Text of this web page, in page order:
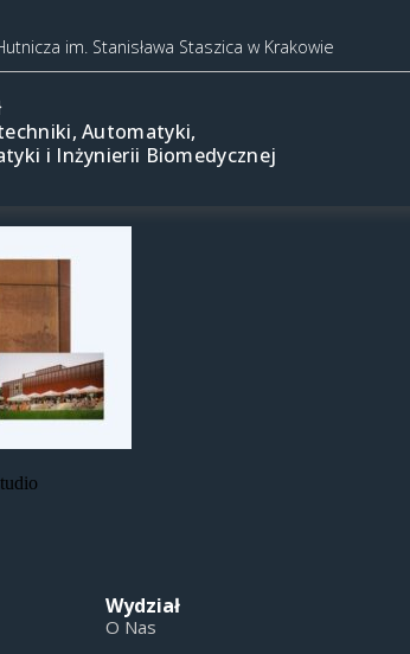
im. Stanisława Staszica w Krakowie
Automatyki,
i Inżynierii Biomedycznej
Wydział
O Nas